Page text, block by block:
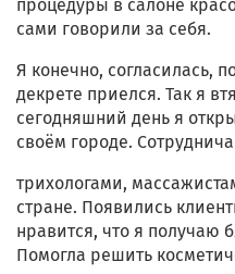
процедуры в салоне
сами говорили за себя.
Я конечно, согласилась,
декрете приелся. Так я
сегодняшний день я
своём городе.
трихологами,
стране. Появились
нравится, что я получаю
Помогла решить